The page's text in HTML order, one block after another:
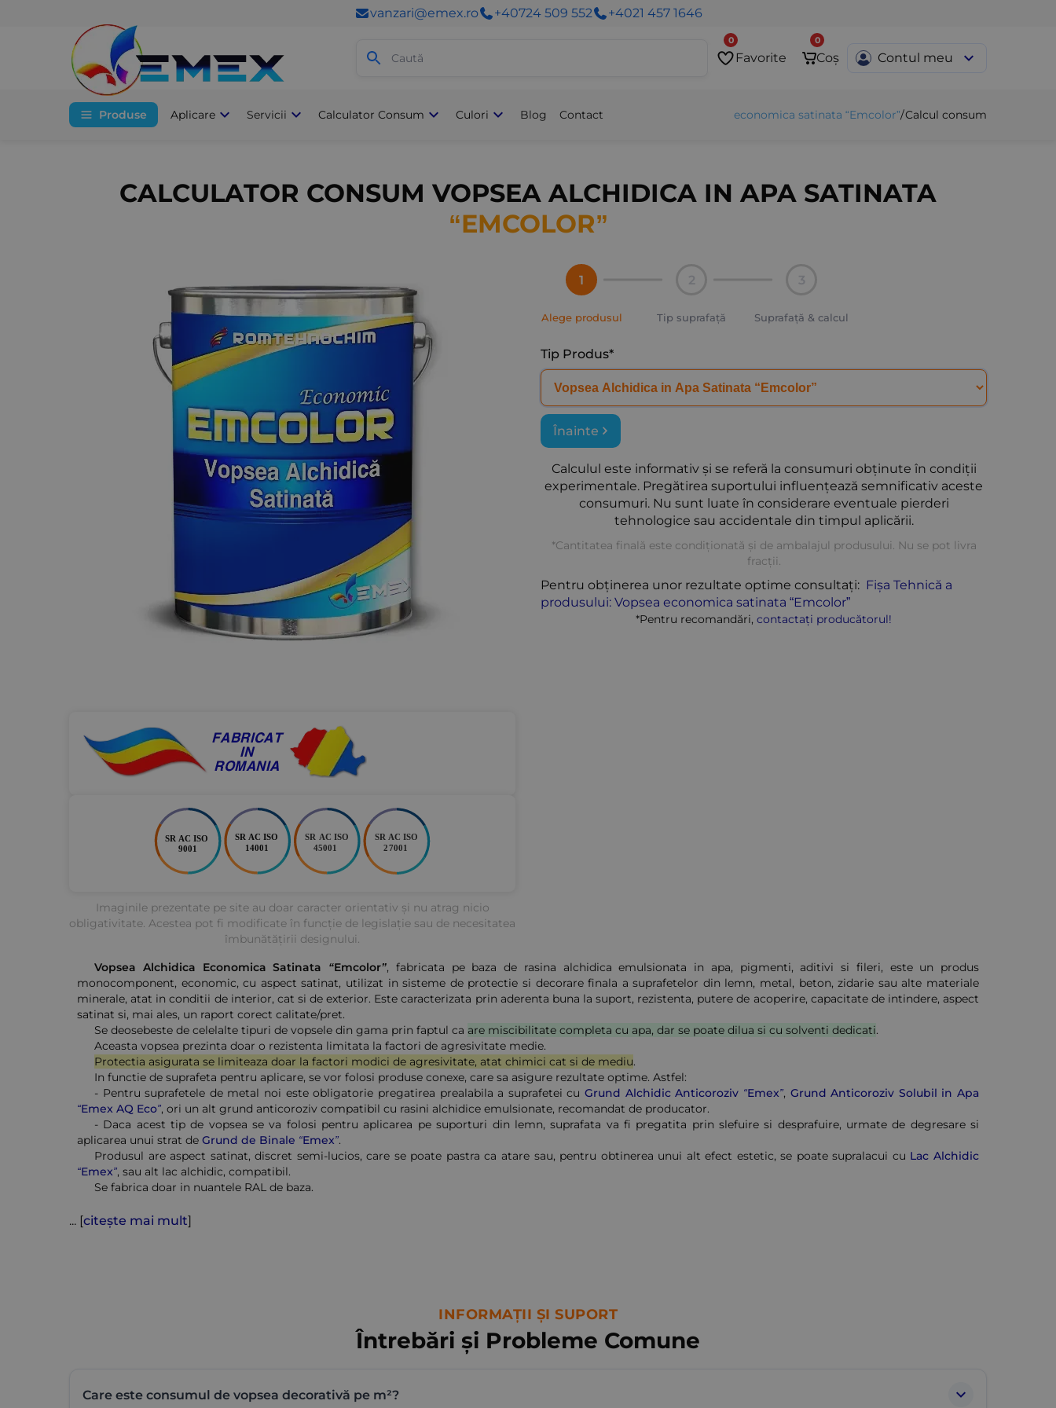
vanzari@emex.ro +40724 509 552 +4021 457 1646
0
Favorite
0
Coș Contul meu
Produse Aplicare Servicii Calculator Consum Culori Blog Contact
Acasă/ Vopsele Decorative Vopsea economica satinata “Emcolor”/Calcul consum
CALCULATOR CONSUM VOPSEA ALCHIDICA IN APA SATINATA
“EMCOLOR”
Imaginile prezentate pe site au doar caracter orientativ și nu atrag nicio
obligativitate. Acestea pot fi modificate în funcție de legislație sau de necesitatea
îmbunătățirii designului.
1 2 3
Tip Produs*
Înainte
Calculul este informativ și se referă la consumuri obținute în condiții
experimentale. Pregătirea suportului influențează semnificativ aceste
consumuri. Nu sunt luate în considerare eventuale pierderi
tehnologice sau accidentale din timpul aplicării.
*Cantitatea finală este condiționată și de ambalajul produsului. Nu se pot livra
fracții
Pentru obținerea unor rezultate optime consultați: Fișa Tehnică a
produsului: Vopsea economica satinata “Emcolor”
*Pentru recomandări, contactați producătorul!
Vopsea Alchidica Economica Satinata “Emcolor”, fabricata pe baza de rasina alchidica emulsionata in apa, pigmenti, aditivi si fileri, este un produs
monocomponent, economic, cu aspect satinat, utilizat in sisteme de protectie si decorare finala a suprafetelor din lemn, metal, beton, zidarie sau alte materiale
minerale, atat in conditii de interior, cat si de exterior. Este caracterizata prin aderenta buna la suport, rezistenta, putere de acoperire, capacitate de intindere, aspect
satinat si, mai ales, un raport corect calitate/pret.
Se deosebeste de celelalte tipuri de vopsele din gama prin faptul ca are miscibilitate completa cu apa, dar se poate dilua si cu solventi dedicati.
Aceasta vopsea prezinta doar o rezistenta limitata la factori de agresivitate medie.
Protectia asigurata se limiteaza doar la factori modici de agresivitate, atat chimici cat si de mediu.
In functie de suprafeta pentru aplicare, se vor folosi produse conexe, care sa asigure rezultate optime. Astfel:
- Pentru suprafetele de metal noi este obligatorie pregatirea prealabila a suprafetei cuGrund Alchidic Anticoroziv “Emex”, Grund Anticoroziv Solubil in Apa
“Emex AQ Eco”, ori un alt grund anticoroziv compatibil cu rasini alchidice emulsionate, recomandat de producator.
- Daca acest tip de vopsea se va folosi pentru aplicarea pe suporturi din lemn, suprafata va fi pregatita prin slefuire si desprafuire, urmate de degresare si
aplicarea unui strat de Grund de Binale “Emex”.
Produsul are aspect satinat, discret semi-lucios, care se poate pastra ca atare sau, pentru obtinerea unui alt efect estetic, se poate supralacui cu Lac Alchidic
“Emex”, sau alt lac alchidic, compatibil.
Se fabrica doar in nuantele RAL de baza.
... [citește mai mult]
INFORMAȚII ȘI SUPORT
Întrebări și Probleme Comune
Care este consumul de vopsea decorativă pe m²?